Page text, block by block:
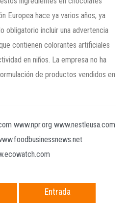
Europea hace ya varios años, ya
obligatorio incluir una advertencia
contienen colorantes artificiales
en niños. La empresa no ha
de productos vendidos en
www.npr.org www.nestleusa.com
Entrada